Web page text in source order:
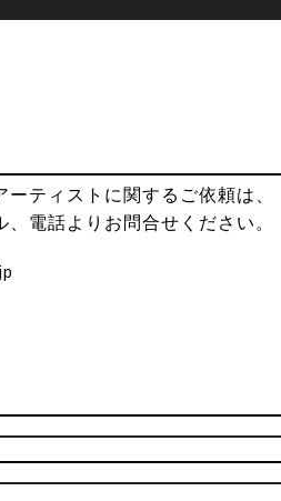
ティストに関するご依頼は、
、電話よりお問合せください。